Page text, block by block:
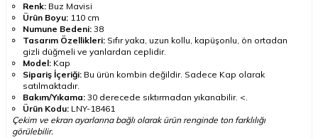
Renk: Buz Mavisi
Ürün Boyu: 110 cm
Numune Bedeni: 38
Tasarım Özellikleri: Sıfır yaka, uzun kollu, kapüşonlu, ön ortadan
gizli düğmeli ve yanlardan ceplidir.
Model: Kap
Sipariş İçeriği: Bu ürün kombin değildir. Sadece Kap olarak
satılmaktadır.
Bakım/Yıkama: 30 derecede sıktırmadan yıkanabilir. <.
Ürün Kodu: LNY-18461
Çekim ve ekran ayarlarına bağlı olarak ürün renginde ton farklılığı
görülebilir.